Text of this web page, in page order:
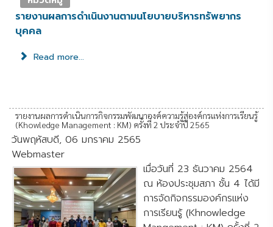
รายงานผลการดำเนินงานตามนโยบายบริหารทรัพยากร
บุคคล
Read more...
รายงานผลการดำเนินการกิจกรรมพัฒนาองค์ความรู้สู่องค์กรแห่งการเรียนรู้
(Khowledge Management : KM) ครั้งที่ 2 ประจำปี 2565
วันพฤหัสบดี, 06 มกราคม 2565
Webmaster
เมื่อวันที่ 23 ธันวาคม 2564
ณ ห้องประชุมสภา ชั้น 4 ได้มี
การจัดกิจกรรมองค์กรแห่ง
การเรียนรู้ (Khnowledge